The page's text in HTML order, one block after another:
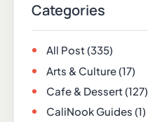
Categories
All Post(335)
Arts & Culture(17)
Cafe & Dessert(127)
CaliNook Guides (1)